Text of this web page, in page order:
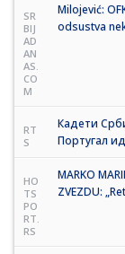
SR
BIJ
AD
AN
AS.
CO
M
Milojević:
odsustva
RT
S
Кадети
Португал
HO
TS
PO
RT.
RS
MARKO
ZVEZDU: